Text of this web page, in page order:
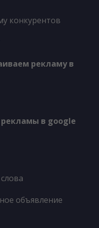
конкурентов
рекламу в
в google
объявление